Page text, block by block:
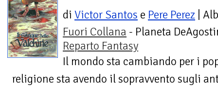
di Victor Santos e Pere Perez |
Fuori Collana - Planeta
Reparto Fantasy
Il mondo sta cambiando per i
religione sta avendo il sopravvento sugli